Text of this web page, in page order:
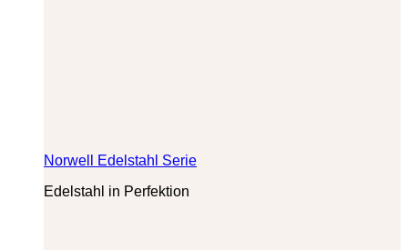
Norwell Edelstahl Serie
Edelstahl in Perfektion